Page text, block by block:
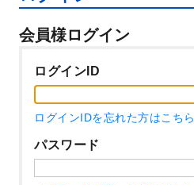
会員様ログイン
ログインID
ログインIDを忘れた方はこちら
パスワード